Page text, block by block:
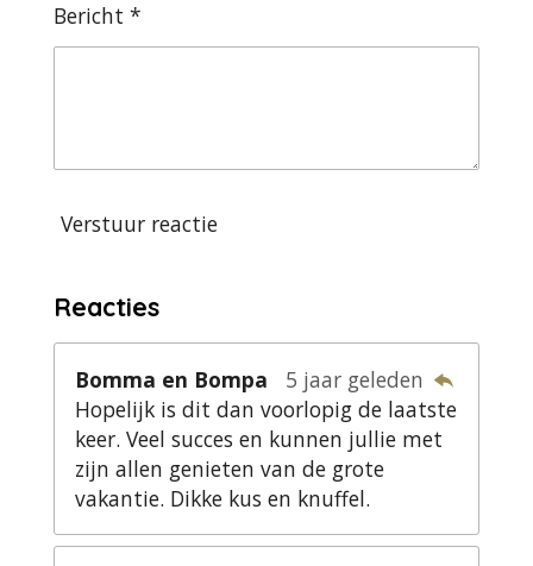
Bericht *
Verstuur reactie
Reacties
Bomma en Bompa
5 jaar geleden
Hopelijk is dit dan voorlopig de laatste
keer. Veel succes en kunnen jullie met
zijn allen genieten van de grote
vakantie. Dikke kus en knuffel.